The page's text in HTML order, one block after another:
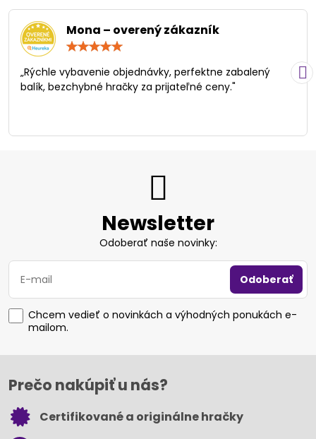
Mona – overený zákazník
/
5
„Rýchle vybavenie objednávky, perfektne zabalený
balík, bezchybné hračky za prijateľné ceny."
Newsletter
Odoberať naše novinky:
Odoberať
Chcem vedieť o novinkách a výhodných ponukách e-
mailom.
Prečo nakúpiť u nás?
Certifikované a originálne hračky